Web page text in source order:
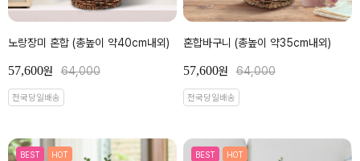
노랑장미 혼합 (총높이 약40cm내외)
57,600원 64,000
전국당일배송
혼합바구니 (총높이 약35cm내외)
57,600원 64,000
전국당일배송
BEST HOT BEST HOT